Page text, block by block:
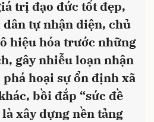
trị đạo đức tốt đẹp,
tự nhận diện, chủ
hiệu hóa trước những
gây nhiễu loạn nhận
hoại sự ổn định xã
bồi đắp “sức đề
xây dựng nền tảng